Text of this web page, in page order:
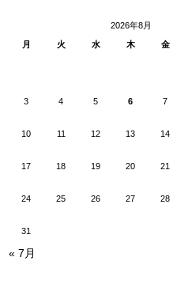
2026年8月
月
火 水 木 金
3 4 5 6 7
10 11 12 13 14
17 18 19 20 21
24 25 26 27 28
31
« 7月